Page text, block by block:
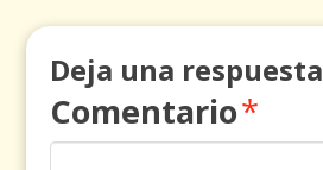
Deja una respuesta
Comentario*